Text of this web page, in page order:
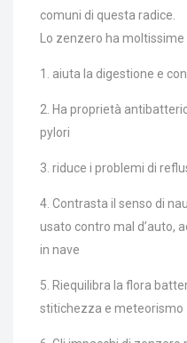
comuni di questa radice.
Lo zenzero ha
1. aiuta la digestione e
2. Ha proprietà
pylori
3. riduce i problemi di
4. Contrasta il senso di
usato contro mal d’auto,
in nave
5. Riequilibra la flora
stitichezza e meteorismo